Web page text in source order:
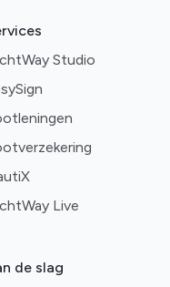
Studio
Live
de slag